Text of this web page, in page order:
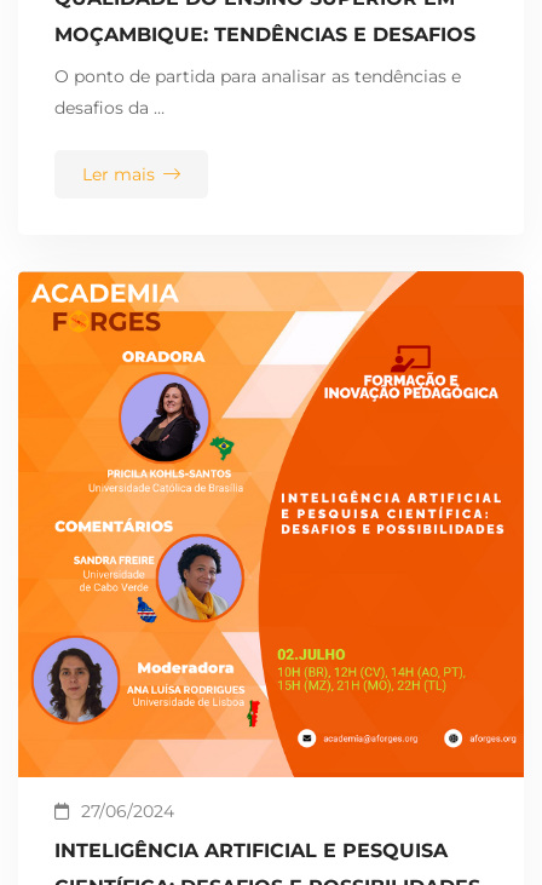
MOÇAMBIQUE: TENDÊNCIAS E DESAFIOS
O ponto de partida para analisar as tendências e
desafios da …
Ler mais
27/06/2024
INTELIGÊNCIA ARTIFICIAL E PESQUISA